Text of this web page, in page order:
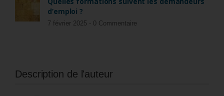
d’emploi ?
7 février 2025 - 0 Commentaire
Description de l'auteur